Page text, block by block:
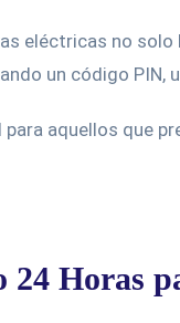
eléctricas no
un código PIN,
para aquellos que
24 Horas